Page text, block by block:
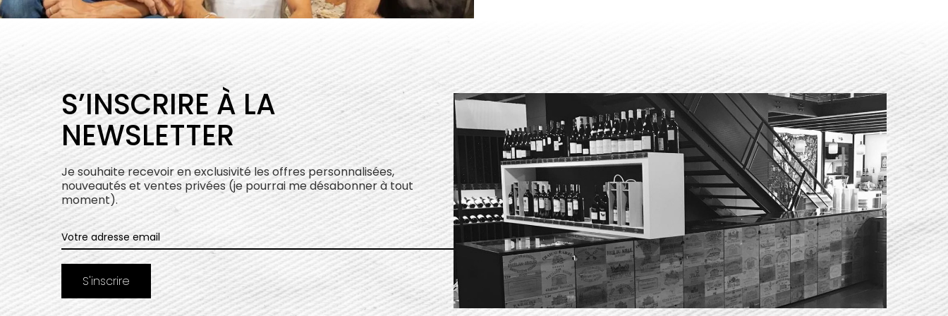
S’INSCRIRE À LA
NEWSLETTER
Je souhaite recevoir en exclusivité les offres personnalisées,
nouveautés et ventes privées (je pourrai me désabonner à tout
moment).